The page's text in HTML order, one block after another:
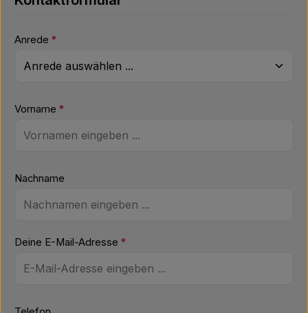
Anrede *
Vorname *
Nachname
Deine E-Mail-Adresse *